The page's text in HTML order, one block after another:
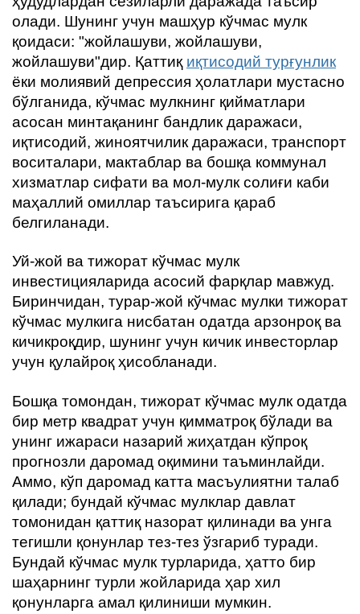
олади. Шунинг учун машҳур кўчмас мулк
қоидаси: "жойлашуви, жойлашуви,
жойлашуви"дир. Қаттиқ иқтисодий турғунлик
ёки молиявий депрессия ҳолатлари мустасно
бўлганида, кўчмас мулкнинг қийматлари
асосан минтақанинг бандлик даражаси,
иқтисодий, жиноятчилик даражаси, транспорт
воситалари, мактаблар ва бошқа коммунал
хизматлар сифати ва мол-мулк солиғи каби
маҳаллий омиллар таъсирига қараб
белгиланади.
Уй-жой ва тижорат кўчмас мулк
инвестицияларида асосий фарқлар мавжуд.
Биринчидан, турар-жой кўчмас мулки тижорат
кўчмас мулкига нисбатан одатда арзонроқ ва
кичикроқдир, шунинг учун кичик инвесторлар
учун қулайроқ ҳисобланади.
Бошқа томондан, тижорат кўчмас мулк одатда
бир метр квадрат учун қимматроқ бўлади ва
унинг ижараси назарий жиҳатдан кўпроқ
прогнозли даромад оқимини таъминлайди.
Аммо, кўп даромад катта масъулиятни талаб
қилади; бундай кўчмас мулклар давлат
томонидан қаттиқ назорат қилинади ва унга
тегишли қонунлар тез-тез ўзгариб туради.
Бундай кўчмас мулк турларида, ҳатто бир
шаҳарнинг турли жойларида ҳар хил
қонунларга амал қилиниши мумкин.